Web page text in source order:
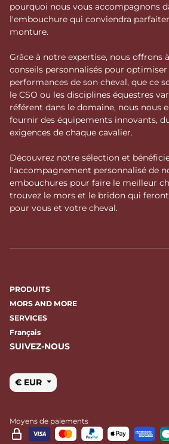
pourquoi nous vous accompagnons
l'embouchure qui conviendra
monture.
Grâce à notre expertise, nous offrons
conseils personnalisés pour
performances de son cheval, que ce
le CSO ou les disciplines équestres
référent dans le domaine, nous nous
fournir des équipements innovants,
exigences de chaque cavalier.
Découvrez notre sélection et
l'accompagnement personnalisé de
embouchures pour faire le meilleur
trouvez le mors et le bridon qui
pour vous et votre cheval.
PRODUITS
MORS AND MORE
SERVICES
Français
SUIVEZ-NOUS
€ EUR
Moyens de paiements